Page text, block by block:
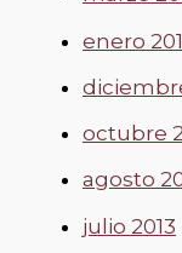
enero
octubre
agosto
julio 2013